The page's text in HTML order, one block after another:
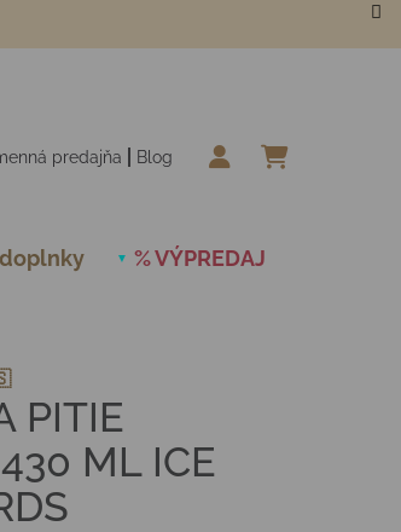
predajňa Blog
% VÝPREDAJ
PITIE
ML ICE